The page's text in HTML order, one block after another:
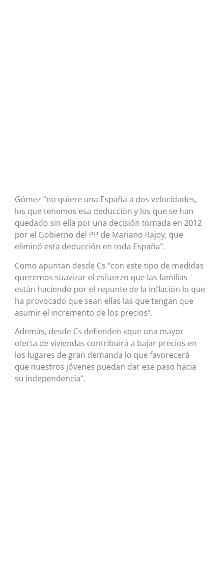
Gómez “no quiere una España a dos velocidades,
los que tenemos esa deducción y los que se han
quedado sin ella por una decisión tomada en 2012
por el Gobierno del PP de Mariano Rajoy, que
eliminó esta deducción en toda España”.
Como apuntan desde Cs “con este tipo de medidas
queremos suavizar el esfuerzo que las familias
están haciendo por el repunte de la inflación lo que
ha provocado que sean ellas las que tengan que
asumir el incremento de los precios”.
Además, desde Cs defienden «que una mayor
oferta de viviendas contribuirá a bajar precios en
los lugares de gran demanda lo que favorecerá
que nuestros jóvenes puedan dar ese paso hacia
su independencia”.